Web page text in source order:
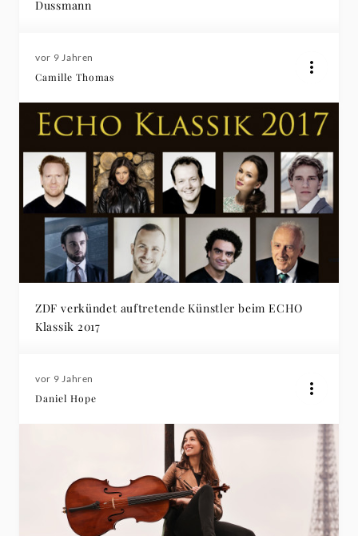
Dussmann
vor 9 Jahren
Camille Thomas
ZDF verkündet auftretende Künstler beim ECHO
Klassik 2017
vor 9 Jahren
Daniel Hope